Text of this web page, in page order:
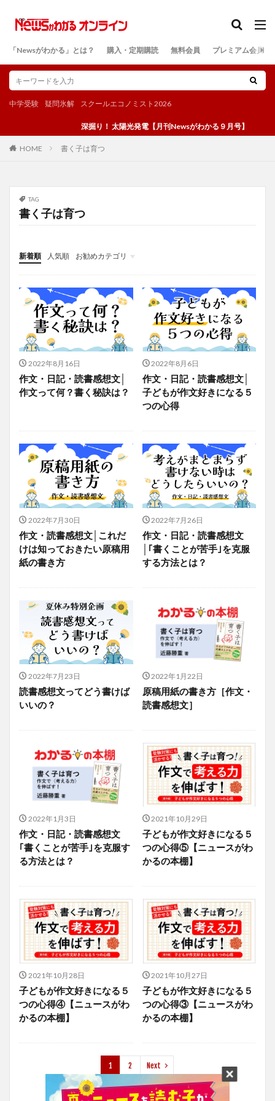
「Newsがわかる」とは？ 購入・定期購読 無料会員 プレミアム会員
中学受験 疑問氷解 スクールエコノミスト2026
深掘り！ 太陽光発電【月刊Newsがわかる９月号】
HOME 書く子は育つ
TAG
書く子は育つ
新着順 人気順
お勧めカテゴリ
投稿
学び
マンガ
電子書籍
2022年8月16日
作文・日記・読書感想文│
作文って何？書く秘訣は？
2022年8月6日
作文・日記・読書感想文│
子どもが作文好きになる５
つの心得
2022年7月30日
作文・読書感想文│これだ
けは知っておきたい原稿用
紙の書き方
2022年7月26日
作文・日記・読書感想文
│｢書くことが苦手｣を克服
する方法とは？
2022年7月23日
読書感想文ってどう書けば
いいの？
2022年1月22日
原稿用紙の書き方［作文・
読書感想文］
2022年1月3日
作文・日記・読書感想文
｢書くことが苦手｣を克服す
る方法とは？
2021年10月29日
子どもが作文好きになる５
つの心得⑤【ニュースがわ
かるの本棚】
2021年10月28日
子どもが作文好きになる５
つの心得④【ニュースがわ
かるの本棚】
2021年10月27日
子どもが作文好きになる５
つの心得③【ニュースがわ
かるの本棚】
1 2 Next
検索